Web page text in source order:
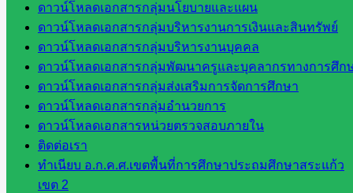
ดาวน์โหลดเอกสารกลุ่มนโยบายและแผน
ดาวน์โหลดเอกสารกลุ่มบริหารงานการเงินและสินทรัพย์
ดาวน์โหลดเอกสารกลุ่มบริหารงานบุคคล
ดาวน์โหลดเอกสารกลุ่มพัฒนาครูและบุคลากรทางการศึก
ดาวน์โหลดเอกสารกลุ่มส่งเสริมการจัดการศึกษา
ดาวน์โหลดเอกสารกลุ่มอำนวยการ
ดาวน์โหลดเอกสารหน่วยตรวจสอบภายใน
ติดต่อเรา
ทำเนียบ อ.ก.ค.ศ.เขตพื้นที่การศึกษาประถมศึกษาสระแก้ว
เขต 2
กลุ่
มอำนวย
การ
กลุ่ม
บริหาร
งานงาน
เงินและ
สินทรัพย์
กลุ่มน